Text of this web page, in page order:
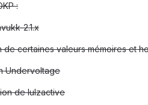
:
2.1.x
certaines valeurs mémoires et
Undervoltage
de lulzactive